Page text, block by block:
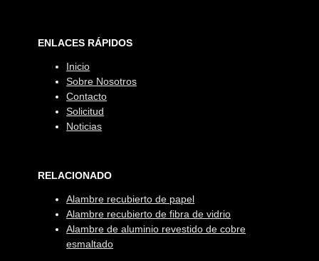
ENLACES RÁPIDOS
Inicio
Sobre Nosotros
Contacto
Solicitud
Noticias
RELACIONADO
Alambre recubierto de papel
Alambre recubierto de fibra de vidrio
Alambre de aluminio revestido de cobre
esmaltado